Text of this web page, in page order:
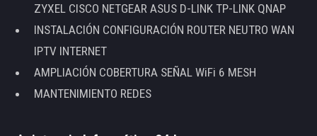
ZYXEL CISCO NETGEAR ASUS D-LINK TP-LINK QNAP
INSTALACIÓN CONFIGURACIÓN ROUTER NEUTRO WAN
IPTV INTERNET
AMPLIACIÓN COBERTURA SEÑAL WiFi 6 MESH
MANTENIMIENTO REDES